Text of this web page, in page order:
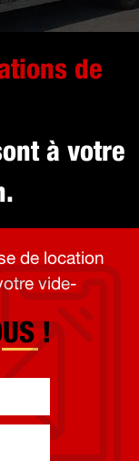
de
à votre
de location
vide-
!